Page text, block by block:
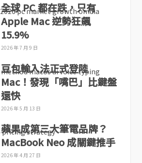
全球 PC 都在跌，只有
Apple Mac 逆勢狂飆
15.9%
2026 年 7 月 9 日
豆包輸入法正式登陸
Mac！發現「嘴巴」比鍵盤
還快
2026 年 5 月 13 日
蘋果成第三大筆電品牌？
MacBook Neo 成關鍵推手
2026 年 4 月 27 日